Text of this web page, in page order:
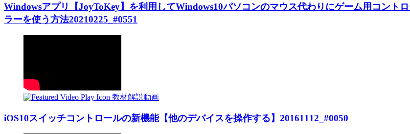
Windowsアプリ【JoyToKey】を利用してWindows10パソコンのマウス代わりにゲーム用コント
ラーを使う方法20210225_#0551
教材解説動画
iOS10スイッチコントロールの新機能【他のデバイスを操作する】20161112_#0050